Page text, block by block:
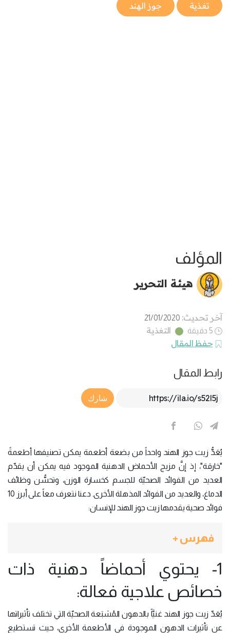
تغذية جوز الهند
المؤلف
هيئة التحرير
آخر تحديث: 21/01/2020
5 دقيقة
التغذية
حفظ المقال
رابط المقال
Article Link
شارك
يُعَدُّ زيت جوز الهند واحداً من بضعة أطعمة يمكن تصنيفها أطعمةً
"خارقة"، إذ إنَّ مزيج الأحماض الدهنية الموجود فيه يمكن أن يقدّم
العديد من الفوائد الصحيّة للجسم كخسارة الوزن، وتحسُّن وظائف
الدماغ، والعديد من الفوائد المذهلة الأخرى. دعنا نتعرف معاً على أبرز 10
فوائد صحية يقدمها زيت جوز الهند للإنسان:
فهرس +
1- يحتوي أحماضاً دهنية ذات
خصائص علاجية فعالة:
يُعَدّ زيت جوز الهند غنيَّاً بالدهون المُشبَعة الصحيّة التي تختلف تأثيراتها
عن تأثيرات الدهون الموجودة في الأطعمة الأخرى، حيث تستطيع